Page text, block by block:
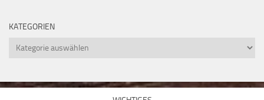
KATEGORIEN
Kategorien